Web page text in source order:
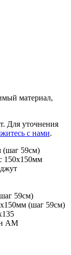
материал,
Для уточнения
с нами.
(шаг 59см)
150х150мм
59см)
(шаг 59см)
АМ